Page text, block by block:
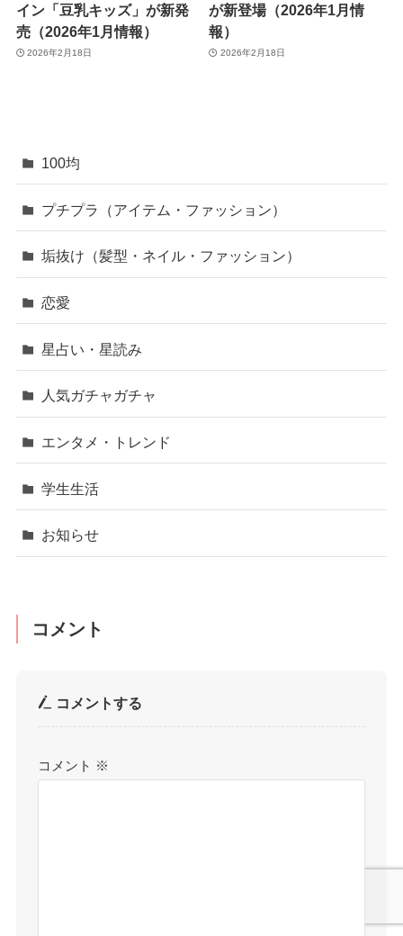
イン「豆乳キッズ」が新発
売（2026年1月情報）
2026年2月18日
が新登場（2026年1月情
報）
2026年2月18日
100均
プチプラ（アイテム・ファッション）
垢抜け（髪型・ネイル・ファッション）
恋愛
星占い・星読み
人気ガチャガチャ
エンタメ・トレンド
学生生活
お知らせ
コメント
コメントする
コメント ※